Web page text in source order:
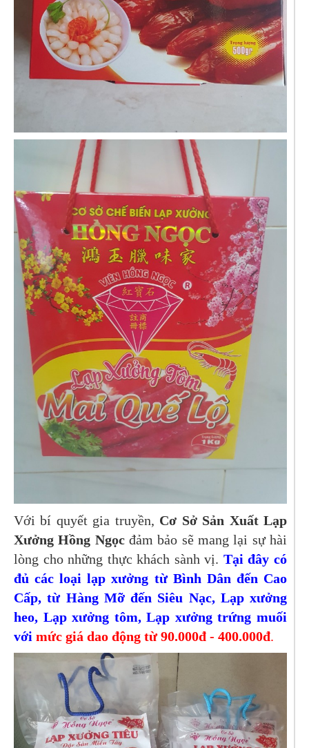
Với bí quyết gia truyền, Cơ Sở Sản Xuất Lạp
Xưởng Hồng Ngọcđảm bảo sẽ mang lại sự hài
lòng cho những thực khách sành vị. Tại đây có
đủ các loại lạp xưởng từ Bình Dân đến Cao
Cấp, từ Hàng Mỡ đến Siêu Nạc, Lạp xưởng
heo, Lạp xưởng tôm, Lạp xưởng trứng muối
với mức giá dao động từ 90.000đ - 400.000đ.